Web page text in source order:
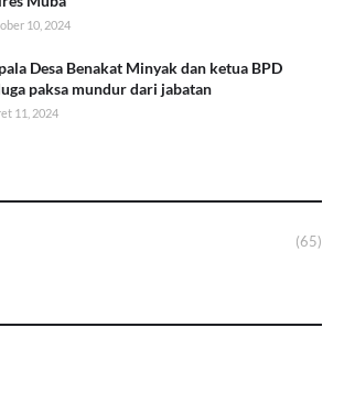
10, 2024
Desa Benakat Minyak dan ketua BPD
paksa mundur dari jabatan
11, 2024
(65)